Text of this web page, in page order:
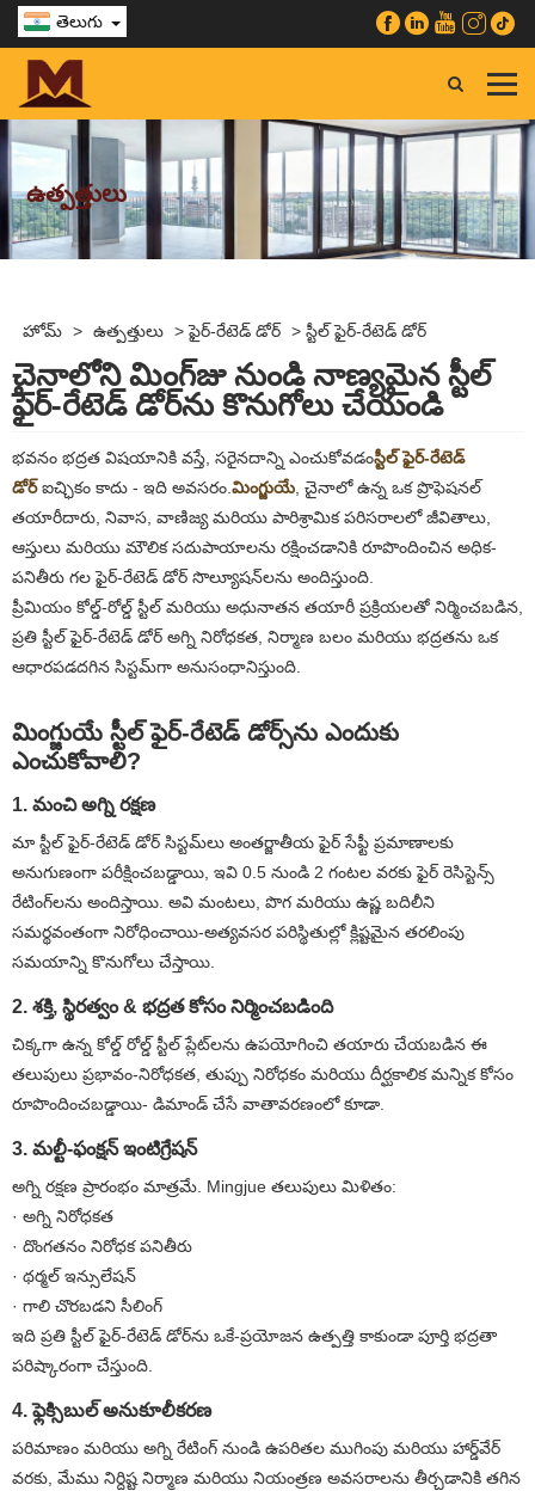
తెలుగు
ఉత్పత్తులు
హోమ్ > ఉత్పత్తులు >ఫైర్-రేటెడ్ డోర్ > స్టీల్ ఫైర్-రేటెడ్ డోర్
చైనాలోని మింగ్‌జు నుండి నాణ్యమైన స్టీల్
ఫైర్-రేటెడ్ డోర్‌ను కొనుగోలు చేయండి
భవనం భద్రత విషయానికి వస్తే, సరైనదాన్ని ఎంచుకోవడంస్టీల్ ఫైర్-రేటెడ్
డోర్ఐచ్ఛికం కాదు - ఇది అవసరం. మింగ్జుయే , చైనాలో ఉన్న ఒక ప్రొఫెషనల్
తయారీదారు, నివాస, వాణిజ్య మరియు పారిశ్రామిక పరిసరాలలో జీవితాలు,
ఆస్తులు మరియు మౌలిక సదుపాయాలను రక్షించడానికి రూపొందించిన అధిక-
పనితీరు గల ఫైర్-రేటెడ్ డోర్ సొల్యూషన్‌లను అందిస్తుంది.
ప్రీమియం కోల్డ్-రోల్డ్ స్టీల్ మరియు అధునాతన తయారీ ప్రక్రియలతో నిర్మించబడిన,
ప్రతి స్టీల్ ఫైర్-రేటెడ్ డోర్ అగ్ని నిరోధకత, నిర్మాణ బలం మరియు భద్రతను ఒక
ఆధారపడదగిన సిస్టమ్‌గా అనుసంధానిస్తుంది.
మింగ్జుయే స్టీల్ ఫైర్-రేటెడ్ డోర్స్‌ను ఎందుకు
ఎంచుకోవాలి?
1. మంచి అగ్ని రక్షణ
మా స్టీల్ ఫైర్-రేటెడ్ డోర్ సిస్టమ్‌లు అంతర్జాతీయ ఫైర్ సేఫ్టీ ప్రమాణాలకు
అనుగుణంగా పరీక్షించబడ్డాయి, ఇవి 0.5 నుండి 2 గంటల వరకు ఫైర్ రెసిస్టెన్స్
రేటింగ్‌లను అందిస్తాయి. అవి మంటలు, పొగ మరియు ఉష్ణ బదిలీని
సమర్థవంతంగా నిరోధించాయి-అత్యవసర పరిస్థితుల్లో క్లిష్టమైన తరలింపు
సమయాన్ని కొనుగోలు చేస్తాయి.
2. శక్తి, స్థిరత్వం & భద్రత కోసం నిర్మించబడింది
చిక్కగా ఉన్న కోల్డ్ రోల్డ్ స్టీల్ ప్లేట్‌లను ఉపయోగించి తయారు చేయబడిన ఈ
తలుపులు ప్రభావం-నిరోధకత, తుప్పు నిరోధకం మరియు దీర్ఘకాలిక మన్నిక కోసం
రూపొందించబడ్డాయి- డిమాండ్ చేసే వాతావరణంలో కూడా.
3. మల్టీ-ఫంక్షన్ ఇంటిగ్రేషన్
అగ్ని రక్షణ ప్రారంభం మాత్రమే. Mingjue తలుపులు మిళితం:
· అగ్ని నిరోధకత
· దొంగతనం నిరోధక పనితీరు
· థర్మల్ ఇన్సులేషన్
· గాలి చొరబడని సీలింగ్
ఇది ప్రతి స్టీల్ ఫైర్-రేటెడ్ డోర్‌ను ఒకే-ప్రయోజన ఉత్పత్తి కాకుండా పూర్తి భద్రతా
పరిష్కారంగా చేస్తుంది.
4. ఫ్లెక్సిబుల్ అనుకూలీకరణ
పరిమాణం మరియు అగ్ని రేటింగ్ నుండి ఉపరితల ముగింపు మరియు హార్డ్‌వేర్
వరకు, మేము నిర్దిష్ట నిర్మాణ మరియు నియంత్రణ అవసరాలను తీర్చడానికి తగిన